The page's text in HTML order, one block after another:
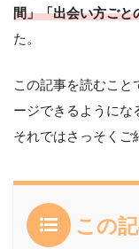
間」「出会い方ごと
た。
この記事を読むこと
ージできるようにな
それではさっそくご
この